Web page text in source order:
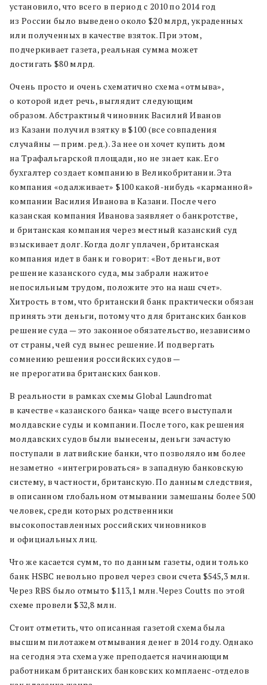
установило, что всего в период с 2010 по 2014 год
из России было выведено около $20 млрд, украденных
или полученных в качестве взяток. При этом,
подчеркивает газета, реальная сумма может
достигать $80 млрд.
Очень просто и очень схематично схема «отмыва»,
о которой идет речь, выглядит следующим
образом. Абстрактный чиновник Василий Иванов
из Казани получил взятку в $100 (все совпадения
случайны — прим. ред.). За нее он хочет купить дом
на Трафальгарской площади, но не знает как. Его
бухгалтер создает компанию в Великобритании. Эта
компания «одалживает» $100 какой-нибудь «карманной»
компании Василия Иванова в Казани. После чего
казанская компания Иванова заявляет о банкротстве,
и британская компания через местный казанский суд
взыскивает долг. Когда долг уплачен, британская
компания идет в банк и говорит: «Вот деньги, вот
решение казанского суда, мы забрали нажитое
непосильным трудом, положите это на наш счет».
Хитрость в том, что британский банк практически обязан
принять эти деньги, потому что для британских банков
решение суда — это законное обязательство, независимо
от страны, чей суд вынес решение. И подвергать
сомнению решения российских судов —
не прерогатива британских банков.
В реальности в рамках схемы Global Laundromat
в качестве «казанского банка» чаще всего выступали
молдавские суды и компании. После того, как решения
молдавских судов были вынесены, деньги зачастую
поступали в латвийские банки, что позволяло им более
незаметно «интегрироваться» в западную банковскую
систему, в частности, британскую. По данным следствия,
в описанном глобальном отмывании замешаны более 500
человек, среди которых родственники
высокопоставленных российских чиновников
и официальных лиц.
Что же касается сумм, то по данным газеты, один только
банк HSBC невольно провел через свои счета $545,3 млн.
Через RBS было отмыто $113,1 млн. Через Coutts по этой
схеме провели $32,8 млн.
Стоит отметить, что описанная газетой схема была
высшим пилотажем отмывания денег в 2014 году. Однако
на сегодня эта схема уже преподается начинающим
работникам британских банковских комплаенс-отделов